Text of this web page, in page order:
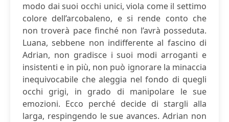
modo dai suoi occhi unici, viola come il settimo
colore dell’arcobaleno, e si rende conto che
non troverà pace finché non l’avrà posseduta.
Luana, sebbene non indifferente al fascino di
Adrian, non gradisce i suoi modi arroganti e
insistenti e in più, non può ignorare la minaccia
inequivocabile che aleggia nel fondo di quegli
occhi grigi, in grado di manipolare le sue
emozioni. Ecco perché decide di stargli alla
larga, respingendo le sue avances. Adrian non